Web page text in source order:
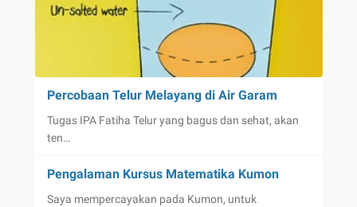
Percobaan Telur Melayang di Air Garam
Tugas IPA Fatiha Telur yang bagus dan sehat, akan
ten…
Pengalaman Kursus Matematika Kumon
Saya mempercayakan pada Kumon, untuk